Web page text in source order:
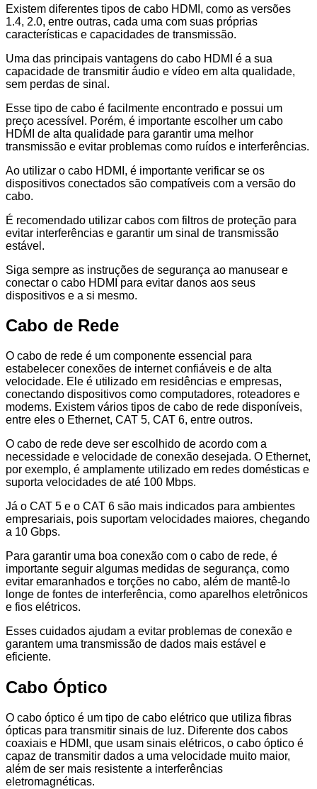
Existem diferentes tipos de cabo HDMI, como as versões
1.4, 2.0, entre outras, cada uma com suas próprias
características e capacidades de transmissão.
Uma das principais vantagens do cabo HDMI é a sua
capacidade de transmitir áudio e vídeo em alta qualidade,
sem perdas de sinal.
Esse tipo de cabo é facilmente encontrado e possui um
preço acessível. Porém, é importante escolher um cabo
HDMI de alta qualidade para garantir uma melhor
transmissão e evitar problemas como ruídos e interferências.
Ao utilizar o cabo HDMI, é importante verificar se os
dispositivos conectados são compatíveis com a versão do
cabo.
É recomendado utilizar cabos com filtros de proteção para
evitar interferências e garantir um sinal de transmissão
estável.
Siga sempre as instruções de segurança ao manusear e
conectar o cabo HDMI para evitar danos aos seus
dispositivos e a si mesmo.
Cabo de Rede
O cabo de rede é um componente essencial para
estabelecer conexões de internet confiáveis e de alta
velocidade. Ele é utilizado em residências e empresas,
conectando dispositivos como computadores, roteadores e
modems. Existem vários tipos de cabo de rede disponíveis,
entre eles o Ethernet, CAT 5, CAT 6, entre outros.
O cabo de rede deve ser escolhido de acordo com a
necessidade e velocidade de conexão desejada. O Ethernet,
por exemplo, é amplamente utilizado em redes domésticas e
suporta velocidades de até 100 Mbps.
Já o CAT 5 e o CAT 6 são mais indicados para ambientes
empresariais, pois suportam velocidades maiores, chegando
a 10 Gbps.
Para garantir uma boa conexão com o cabo de rede, é
importante seguir algumas medidas de segurança, como
evitar emaranhados e torções no cabo, além de mantê-lo
longe de fontes de interferência, como aparelhos eletrônicos
e fios elétricos.
Esses cuidados ajudam a evitar problemas de conexão e
garantem uma transmissão de dados mais estável e
eficiente.
Cabo Óptico
O cabo óptico é um tipo de cabo elétrico que utiliza fibras
ópticas para transmitir sinais de luz. Diferente dos cabos
coaxiais e HDMI, que usam sinais elétricos, o cabo óptico é
capaz de transmitir dados a uma velocidade muito maior,
além de ser mais resistente a interferências
eletromagnéticas.